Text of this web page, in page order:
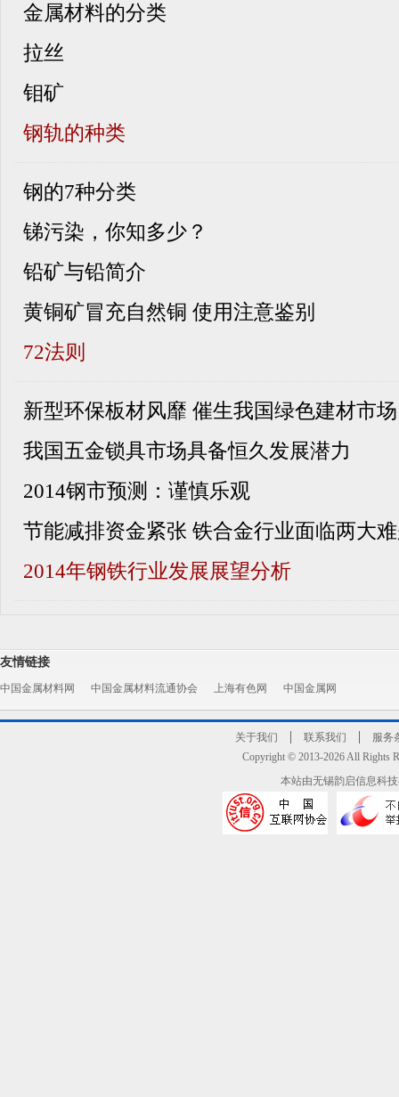
金属材料的分类
拉丝
钼矿
钢轨的种类
钢的7种分类
锑污染，你知多少？
铅矿与铅简介
黄铜矿冒充自然铜 使用注意鉴别
72法则
新型环保板材风靡 催生我国绿色建材市场
我国五金锁具市场具备恒久发展潜力
2014钢市预测：谨慎乐观
节能减排资金紧张 铁合金行业面临两大
2014年钢铁行业发展展望分析
友情链接
中国金属材料网 中国金属材料流通协会 上海有色网 中国金属网
关于我们 联系我们
服务
Copyright © 2013-2026 All Rights
本站由无锡韵启信息科